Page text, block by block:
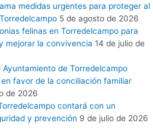
medidas urgentes para proteger al
5 de agosto de 2026
felinas en Torredelcampo para
mejorar la convivencia 14 de julio de
de Torredelcampo
favor de la conciliación familiar
de 2026
contará con un
y prevención 9 de julio de 2026